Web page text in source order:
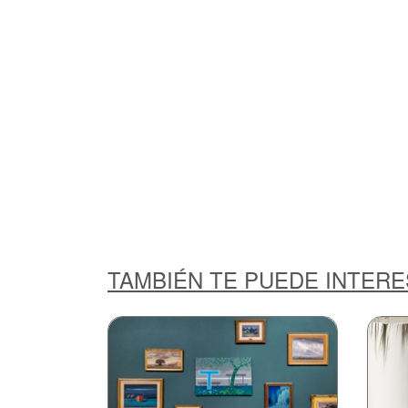
TAMBIÉN TE PUEDE